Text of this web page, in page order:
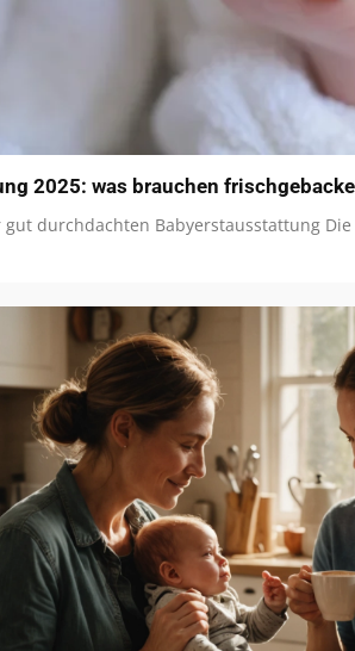
2025: was brauchen
gut durchdachten Babyerstausstattung